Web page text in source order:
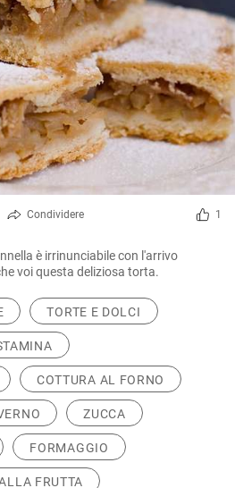
Condividere 1
è irrinunciabile con l'arrivo
voi questa deliziosa torta.
TORTE E DOLCI
COTTURA AL FORNO
ZUCCA
FORMAGGIO
FRUTTA